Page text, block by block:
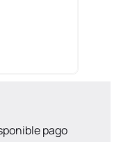
pago